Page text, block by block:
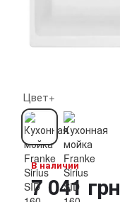
Цвет+
В наличии
7 041 грн